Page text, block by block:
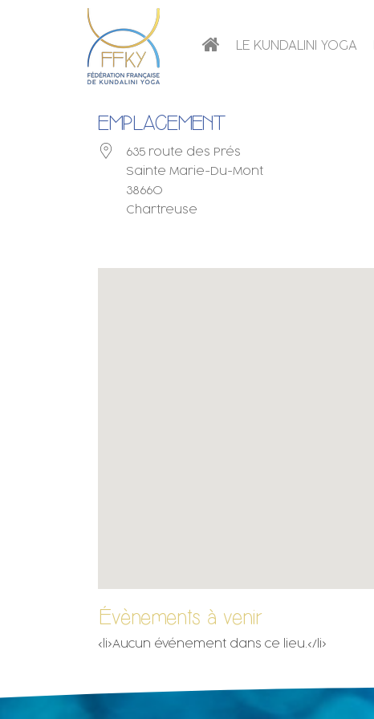
LE KUNDALINI YOGA
EMPLACEMENT
635 route des Prés
Sainte Marie-Du-Mont
38660
Chartreuse
Évènements à venir
<li>Aucun événement dans ce lieu.</li>